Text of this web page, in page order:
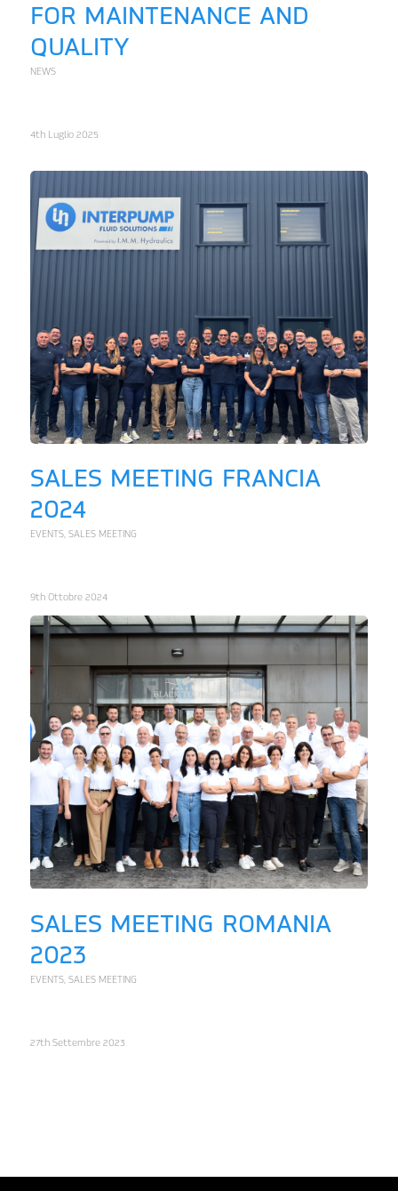
FOR MAINTENANCE AND
QUALITY
NEWS
4th Luglio 2025
SALES MEETING FRANCIA
2024
EVENTS, SALES MEETING
9th Ottobre 2024
SALES MEETING ROMANIA
2023
EVENTS, SALES MEETING
27th Settembre 2023